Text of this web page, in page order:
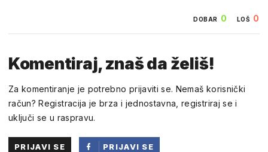
DOBAR 0 LOŠ 0
Komentiraj, znaš da želiš!
Za komentiranje je potrebno prijaviti se. Nemaš korisnički
račun? Registracija je brza i jednostavna, registriraj se i
uključi se u raspravu.
PRIJAVI SE
PRIJAVI SE